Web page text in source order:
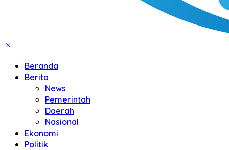
Beranda
Berita
News
Pemerintah
Daerah
Nasional
Ekonomi
Politik